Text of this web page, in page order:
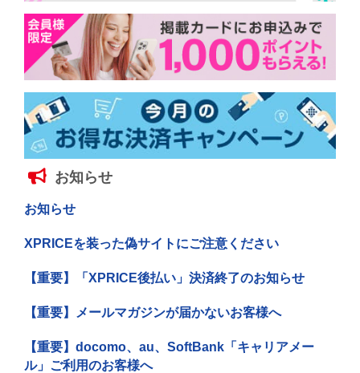
お知らせ
お知らせ
XPRICEを装った偽サイトにご注意ください
【重要】「XPRICE後払い」決済終了のお知らせ
【重要】メールマガジンが届かないお客様へ
【重要】docomo、au、SoftBank「キャリアメー
ル」ご利用のお客様へ